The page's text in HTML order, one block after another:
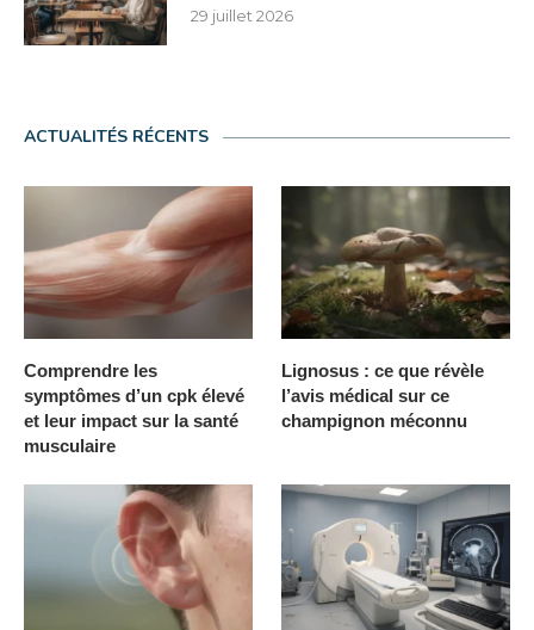
29 juillet 2026
ACTUALITÉS RÉCENTS
Comprendre les
symptômes d’un cpk élevé
et leur impact sur la santé
musculaire
Lignosus : ce que révèle
l’avis médical sur ce
champignon méconnu